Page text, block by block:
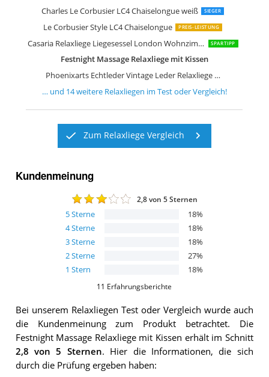
Charles Le Corbusier LC4 Chaiselongue weiß SIEGER
Le Corbusier Style LC4 Chaiselongue PREIS-LEISTUNG
Casaria Relaxliege Liegesessel London Wohnzimmer Leinen Optik SPARTIPP
Festnight Massage Relaxliege mit Kissen
Phoenixarts Echtleder Vintage Leder Relaxliege Schwarz Design Recamiere
Beliani Chaiselongue Stoff beige
Beliani Chaiselongue Samt grün
Atlantic Home Collection Pierre
KLYEON Chaiselongue mit Kissen
vidaXL Massage Chaiselongue mit
… und 14weitere Relaxliegen im Test oder Vergleich!
Zum Relaxliege Vergleich
Kundenmeinung
2,8von 5 Sternen
5Sterne 18%
4Sterne 18%
3Sterne 18%
2Sterne 27%
1 Stern 18%
11 Erfahrungsberichte
Bei unserem Relaxliegen Test oder Vergleich wurde auch
die Kundenmeinung zum Produkt betrachtet.
Die
Festnight Massage Relaxliege mit Kissen erhält im Schnitt
2,8 von 5 Sternen. Hier die Informationen, die sich
durch die Prüfung ergeben haben: